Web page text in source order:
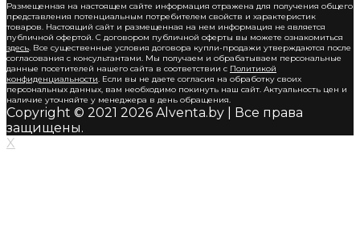
Размещенная на настоящем сайте информация отражена для получения общего
представления потенциальным потребителем свойств и характеристик
товаров. Настоящий сайт и размещенная на нем информация не является
публичной офертой. С договором публичной оферты вы можете ознакомиться
здесь. Все существенные условия договора купли-продажи утверждаются после
согласования с консультантами. Мы получаем и обрабатываем персональные
данные посетителей нашего сайта в соответствии с Политикой
конфиденциальности. Если вы не даете согласия на обработку своих
персональных данных, вам необходимо покинуть наш сайт. Актуальность цен и
наличие уточняйте у менеджера в день обращения.
Copyright © 2021 2026 Alventa.by | Все права
защищены.
X